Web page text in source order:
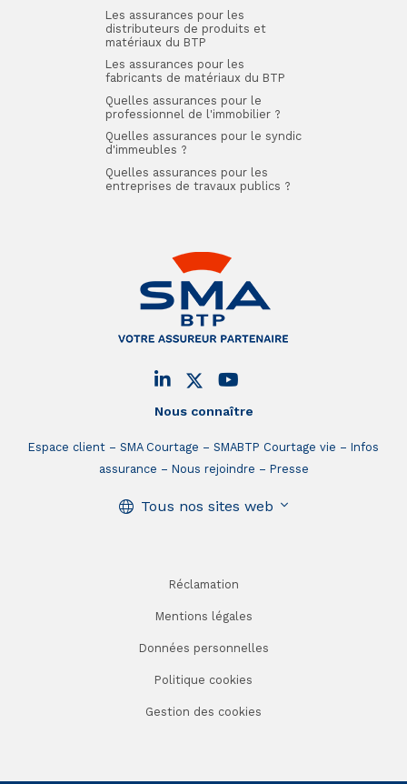
Nous connaître
Espace client SMA Courtage SMABTP Courtage vie
Infos
assurance
Nous rejoindre Presse
Tous nos sites web
Les assurances pour les
distributeurs de produits et
matériaux du BTP
Les assurances pour les
fabricants de matériaux du BTP
Quelles assurances pour le
professionnel de l'immobilier ?
Quelles assurances pour le syndic
d'immeubles ?
Quelles assurances pour les
entreprises de travaux publics ?
Réclamation
Mentions légales
Données personnelles
Politique cookies
Gestion des cookies